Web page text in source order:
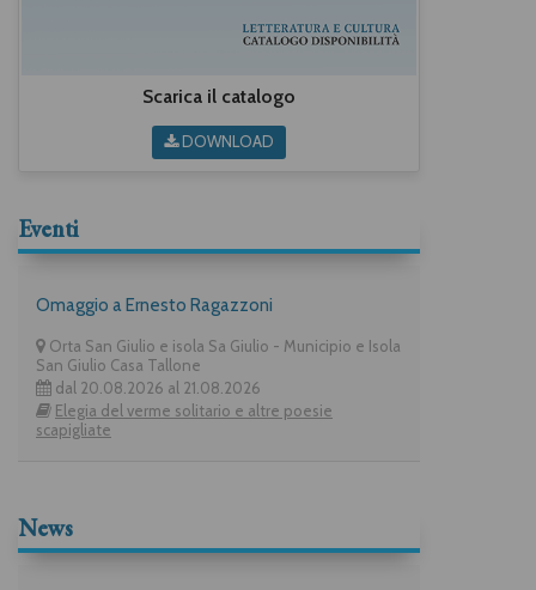
Scarica il catalogo
DOWNLOAD
Eventi
Omaggio a Ernesto Ragazzoni
Orta San Giulio e isola Sa Giulio - Municipio e Isola
San Giulio Casa Tallone
dal 20.08.2026 al 21.08.2026
Elegia del verme solitario e altre poesie
scapigliate
News